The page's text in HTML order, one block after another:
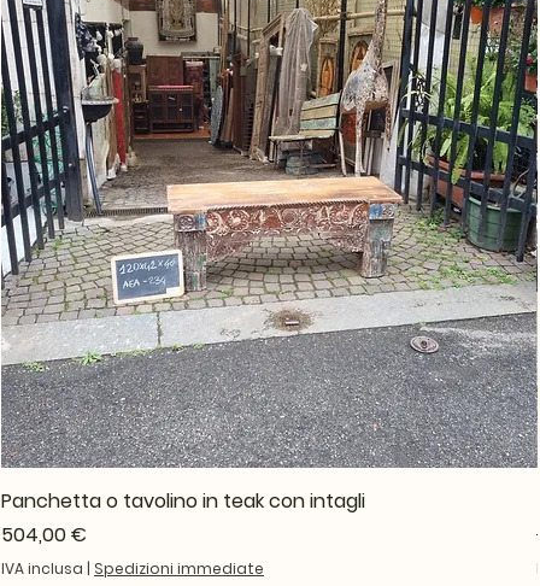
Panchetta o tavolino in teak con intagli
Prezzo
504,00 €
IVA inclusa | Spedizioni immediate